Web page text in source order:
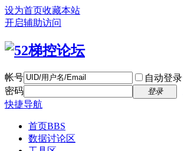
设为首页收藏本站
开启辅助访问
帐号 自动登录
密码
登录
快捷导航
首页BBS
数据讨论区